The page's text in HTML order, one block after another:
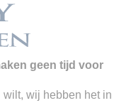
geen tijd voor
wilt, wij hebben het in